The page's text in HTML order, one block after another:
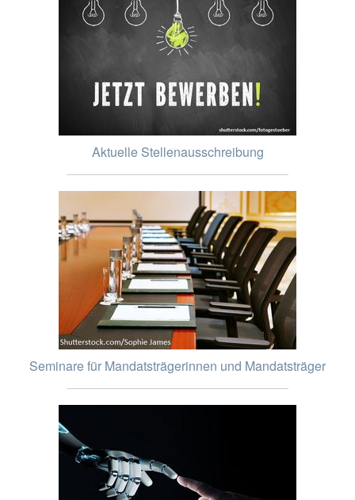
Aktuelle Stellenausschreibung
Seminare für Mandatsträgerinnen und Mandatsträger